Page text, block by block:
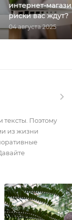
04 августа 2025
интернет-
риски вас ждут?
тексты. Поэтому
из жизни